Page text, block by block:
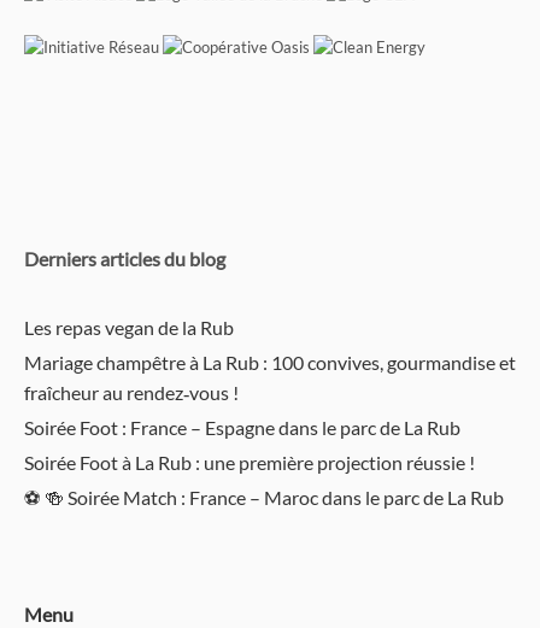
Derniers articles du blog
Les repas vegan de la Rub
Mariage champêtre à La Rub : 100 convives, gourmandise et
fraîcheur au rendez‑vous !
Soirée Foot : France – Espagne dans le parc de La Rub
Soirée Foot à La Rub : une première projection réussie !
⚽️ 🍻 Soirée Match : France – Maroc dans le parc de La Rub
Menu